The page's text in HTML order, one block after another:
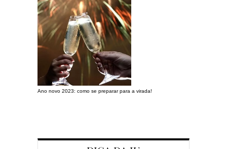
Ano novo 2023: como se preparar para a virada!